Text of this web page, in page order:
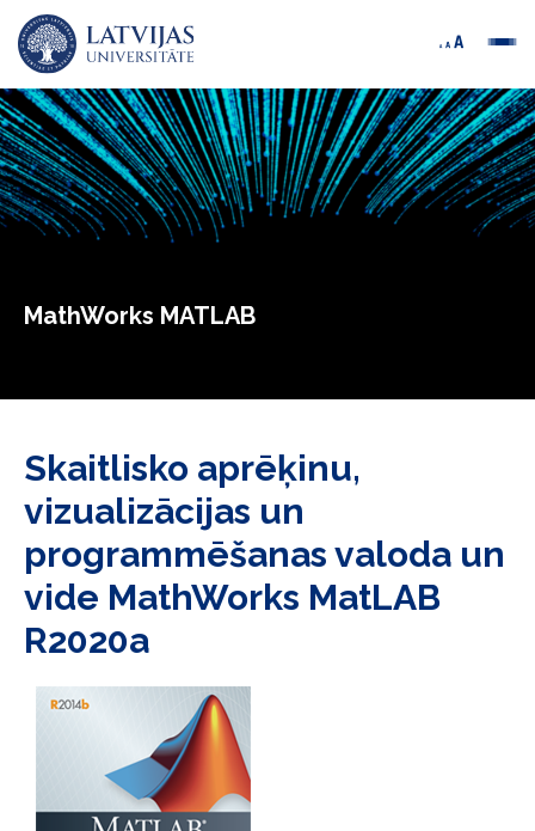
MathWorks MATLAB
Skaitlisko aprēķinu,
vizualizācijas un
programmēšanas valoda un
vide MathWorks MatLAB
R2020a